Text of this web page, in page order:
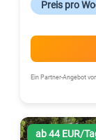
Preis pro
Ein Partner-Angebot
ab 44 EUR/